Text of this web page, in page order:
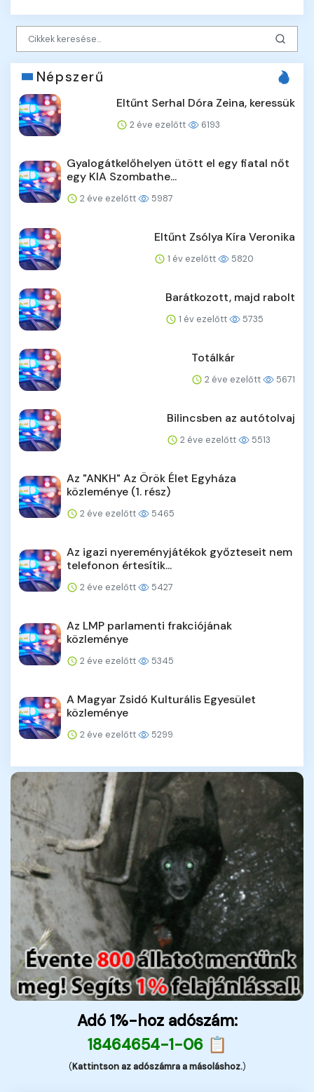
Népszerű
Eltűnt Serhal Dóra Zeina, keressük
2 éve ezelőtt 6193
Gyalogátkelőhelyen ütött el egy fiatal nőt
egy KIA Szombathe...
2 éve ezelőtt 5987
Eltűnt Zsólya Kíra Veronika
1 év ezelőtt 5820
Barátkozott, majd rabolt
1 év ezelőtt 5735
Totálkár
2 éve ezelőtt 5671
Bilincsben az autótolvaj
2 éve ezelőtt 5513
Az "ANKH" Az Örök Élet Egyháza
közleménye (1. rész)
2 éve ezelőtt 5465
Az igazi nyereményjátékok győzteseit nem
telefonon értesítik...
2 éve ezelőtt 5427
Az LMP parlamenti frakciójának
közleménye
2 éve ezelőtt 5345
A Magyar Zsidó Kulturális Egyesület
közleménye
2 éve ezelőtt 5299
Adó 1%-hoz adószám:
18464654-1-06 📋
(Kattintson az adószámra a másoláshoz.)